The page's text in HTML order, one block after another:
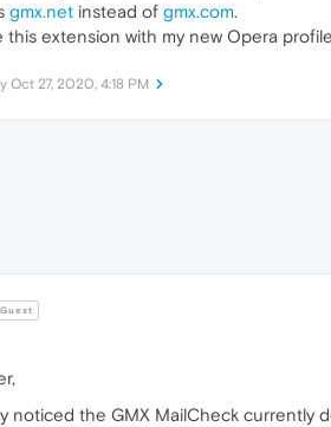
gmx.net instead of gmx.com.
this extension with my new Opera
Oct 27, 2020, 4:18 PM
noticed the GMX MailCheck currently